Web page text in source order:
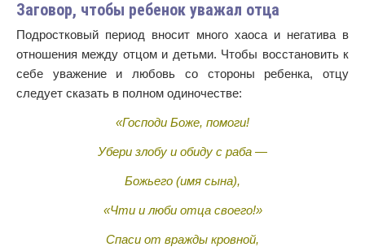
Заговор, чтобы ребенок уважал отца
Подростковый период вносит много хаоса и негатива в
отношения между отцом и детьми. Чтобы восстановить к
себе уважение и любовь со стороны ребенка, отцу
следует сказать в полном одиночестве:
«Господи Боже, помоги!
Убери злобу и обиду с раба —
Божьего (имя сына),
«Чти и люби отца своего!»
Спаси от вражды кровной,